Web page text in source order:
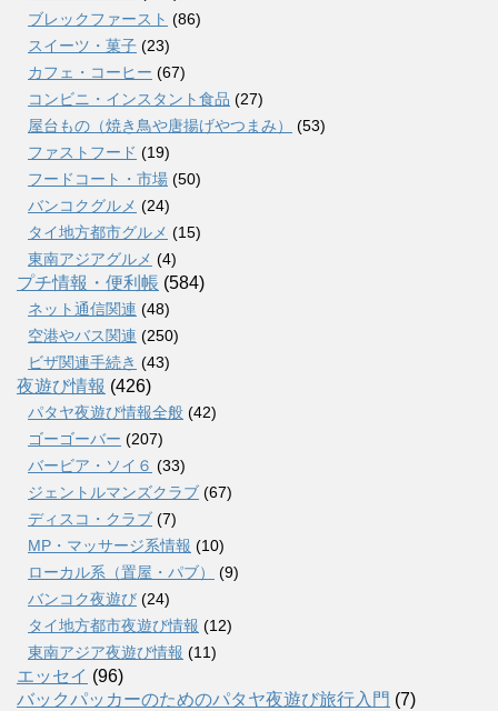
ブレックファースト (86)
スイーツ・菓子 (23)
カフェ・コーヒー (67)
コンビニ・インスタント食品 (27)
屋台もの（焼き鳥や唐揚げやつまみ）
(53)
ファストフード (19)
フードコート・市場 (50)
バンコクグルメ (24)
タイ地方都市グルメ (15)
東南アジアグルメ (4)
プチ情報・便利帳 (584)
ネット通信関連 (48)
空港やバス関連 (250)
ビザ関連手続き (43)
夜遊び情報 (426)
パタヤ夜遊び情報全般 (42)
ゴーゴーバー (207)
バービア・ソイ６ (33)
ジェントルマンズクラブ (67)
ディスコ・クラブ (7)
MP・マッサージ系情報 (10)
ローカル系（置屋・パブ）
(9)
バンコク夜遊び (24)
タイ地方都市夜遊び情報 (12)
東南アジア夜遊び情報 (11)
エッセイ (96)
バックパッカーのためのパタヤ夜遊び旅行入門 (7)